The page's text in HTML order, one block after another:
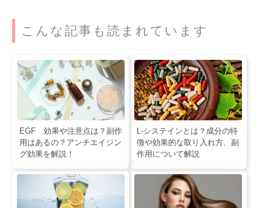
こんな記事も読まれています
EGF 効果や注意点は？副作
用はあるの？アンチエイジン
グ効果を解説！
L-システインとは？成分の特
徴や効果的な取り入れ方、副
作用について解説